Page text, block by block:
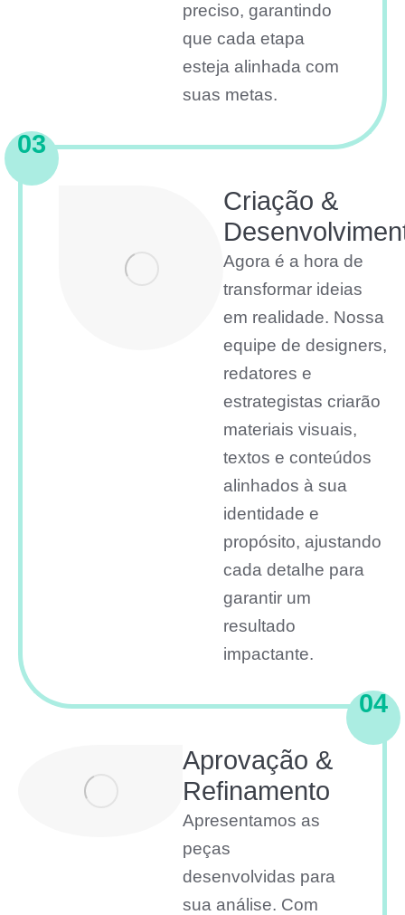
preciso, garantindo
que cada etapa
esteja alinhada com
suas metas.
03
Criação &
Agora é a hora de
transformar ideias
em realidade. Nossa
equipe de designers,
redatores e
estrategistas criarão
materiais visuais,
textos e conteúdos
alinhados à sua
identidade e
propósito, ajustando
cada detalhe para
garantir um
resultado
impactante.
04
Aprovação &
Refinamento
Apresentamos as
peças
desenvolvidas para
sua análise. Com